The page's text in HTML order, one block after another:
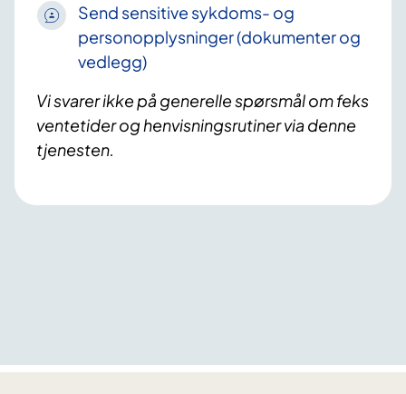
Send sensitive sykdoms- og
personopplysninger (dokumenter og
vedlegg)
Vi svarer ikke på generelle spørsmål om feks
ventetider og henvisningsrutiner via denne
tjenesten.